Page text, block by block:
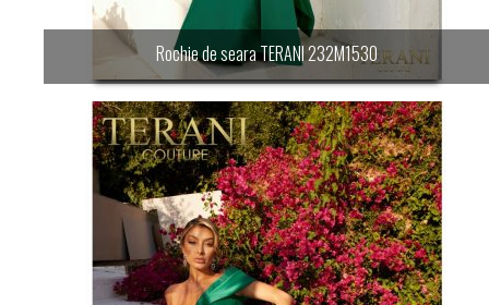
Rochie de seara TERANI 232M1530